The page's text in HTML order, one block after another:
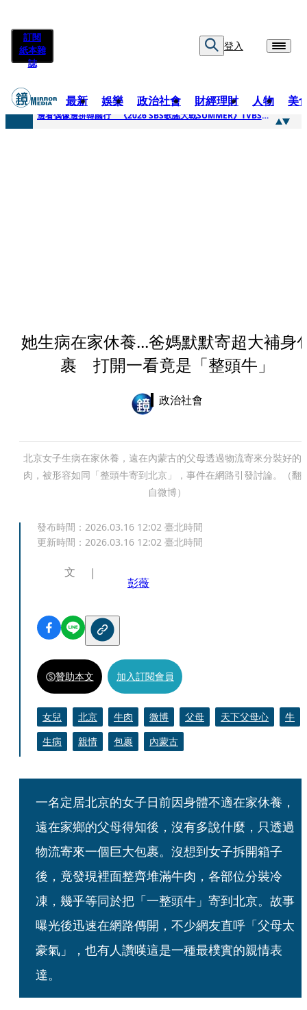
訂閱
紙本雜
誌
登入
最新 娛樂 政治社會 財經理財 人物 美
快訊
邊看偶像邊拚韓國行 《2026 SBS歌謠大戰SUMMER》TVBS直播祭追星福利
她生病在家休養...爸媽默默寄超大補身
裹 打開一看竟是「整頭牛」
政治社會
北京女子生病在家休養，遠在內蒙古的父母透過物流寄來分裝好的
肉，被形容如同「整頭牛寄到北京」，事件在網路引發討論。（翻
自微博）
發布時間： 2026.03.16 12:02 臺北時間
更新時間： 2026.03.16 12:02 臺北時間
文
彭薇
贊助本文 加入訂閱會員
女兒 北京 牛肉 微博 父母 天下父母心
牛
生病
親情 包裹 內蒙古
一名定居北京的女子日前因身體不適在家休養，
遠在家鄉的父母得知後，沒有多說什麼，只透過
物流寄來一個巨大包裹。沒想到女子拆開箱子
後，竟發現裡面整齊堆滿牛肉，各部位分裝冷
凍，幾乎等同於把「一整頭牛」寄到北京。故事
曝光後迅速在網路傳開，不少網友直呼「父母太
豪氣」，也有人讚嘆這是一種最樸實的親情表
達。